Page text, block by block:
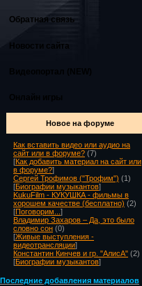
Обратная связь
Новости сайта
Новое на форуме
Как вставить видео или аудио на
сайт или в форуме? (7)
[Как добавить материал на сайт или
в форуме?]
Сергей Трофимов ("Трофим") (1)
[Биографии музыкантов]
KukuFilm - КУКУШКА - фильмы в
хорошем качестве (бесплатно) (2)
[Поговорим... ]
Владимир Захаров – Да, это было
словно сон (0)
[Живые выступления -
видеотрансляции]
Константин Кинчев и гр. "АлисА" (2)
[Биографии музыкантов]
Последние добавления материалов